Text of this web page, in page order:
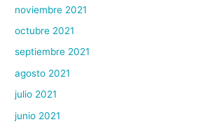
noviembre 2021
octubre 2021
septiembre 2021
agosto 2021
julio 2021
junio 2021